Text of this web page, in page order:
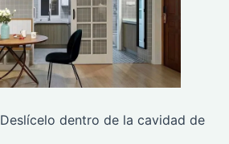
Deslícelo dentro de la cavidad de